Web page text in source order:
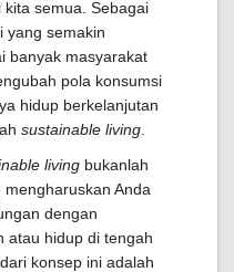
semua. Sebagai
yang semakin
banyak masyarakat
pola konsumsi
hidup berkelanjutan
sustainable living
living bukanlah
Anda
dengan
atau hidup di tengah
konsep ini adalah